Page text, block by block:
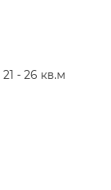
21 - 26 кв.м